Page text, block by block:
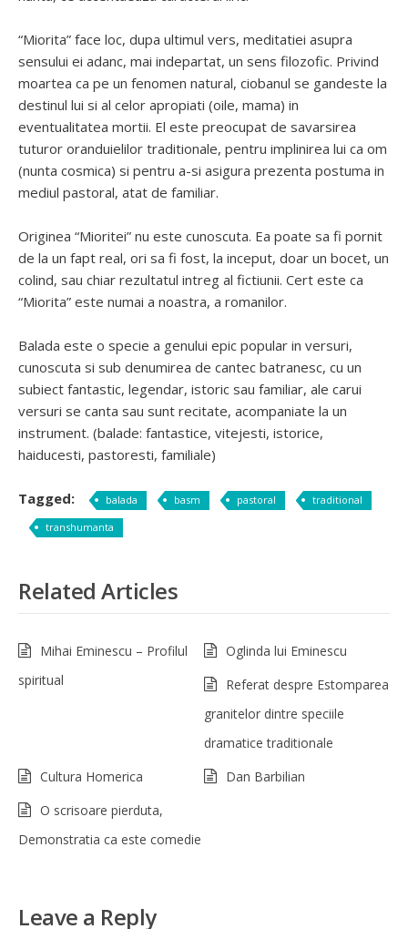
“Miorita” face loc, dupa ultimul vers, meditatiei asupra
sensului ei adanc, mai indepartat, un sens filozofic. Privind
moartea ca pe un fenomen natural, ciobanul se gandeste la
destinul lui si al celor apropiati (oile, mama) in
eventualitatea mortii. El este preocupat de savarsirea
tuturor oranduielilor traditionale, pentru implinirea lui ca om
(nunta cosmica) si pentru a-si asigura prezenta postuma in
mediul pastoral, atat de familiar.
Originea “Mioritei” nu este cunoscuta. Ea poate sa fi pornit
de la un fapt real, ori sa fi fost, la inceput, doar un bocet, un
colind, sau chiar rezultatul intreg al fictiunii. Cert este ca
“Miorita” este numai a noastra, a romanilor.
Balada este o specie a genului epic popular in versuri,
cunoscuta si sub denumirea de cantec batranesc, cu un
subiect fantastic, legendar, istoric sau familiar, ale carui
versuri se canta sau sunt recitate, acompaniate la un
instrument. (balade: fantastice, vitejesti, istorice,
haiducesti, pastoresti, familiale)
Tagged: balada basm pastoral
traditional
transhumanta
Related Articles
Mihai Eminescu – Profilul
spiritual
Oglinda lui Eminescu
Referat despre Estomparea
granitelor dintre speciile
dramatice traditionale
Cultura Homerica
Dan Barbilian
O scrisoare pierduta,
Demonstratia ca este comedie
Leave a Reply